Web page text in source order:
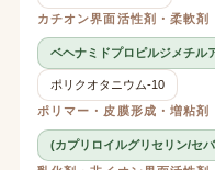
カチオン界面活性剤・柔軟剤
ベヘナミドプロピルジメチル
ポリクオタニウム-10
ポリマー・皮膜形成・増粘剤
(カプリロイルグリセリン/セ